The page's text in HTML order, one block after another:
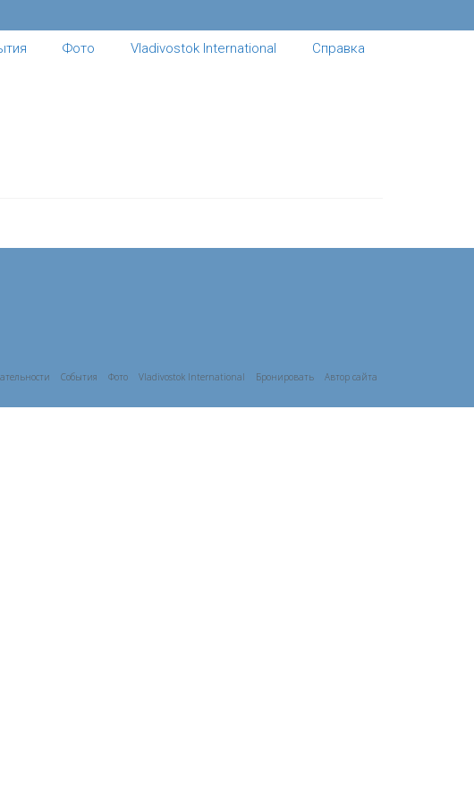
Фото Vladivostok International Справка
События Фото Vladivostok International Бронировать Автор сайта